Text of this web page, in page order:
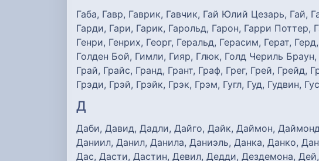
Габа, Гавр, Гаврик, Гавчик, Гай Юлий Цезарь, Гай,
Гарди, Гари, Гарик, Гарольд, Гарон, Гарри Поттер,
Генри, Генрих, Георг, Геральд, Герасим, Герат,
Голден Бой, Гимли, Гияр, Глюк, Голд Чериль
Грай, Грайс, Гранд, Грант, Граф, Грег, Грей, Грейд,
Грэди, Грэй, Грэйк, Грэк, Грэм, Гугл, Гуд, Гудвин,
Д
Даби, Давид, Дадли, Дайго, Дайк, Даймон,
Даниил, Данил, Данила, Даниэль, Данка, Данко,
Дас, Дасти, Дастин, Девил, Дедди, Дездемона,